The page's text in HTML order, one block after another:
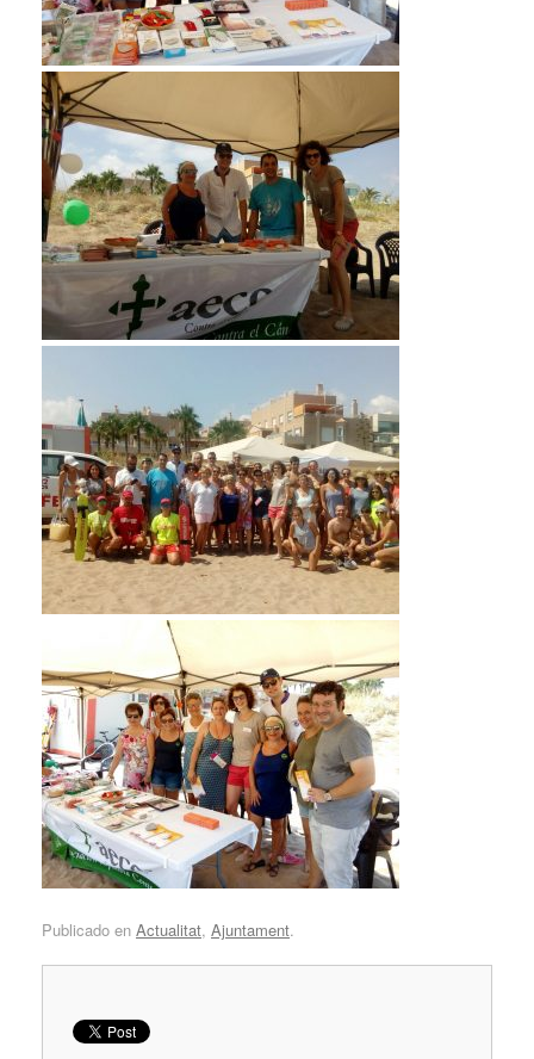
Publicado en Actualitat, Ajuntament.